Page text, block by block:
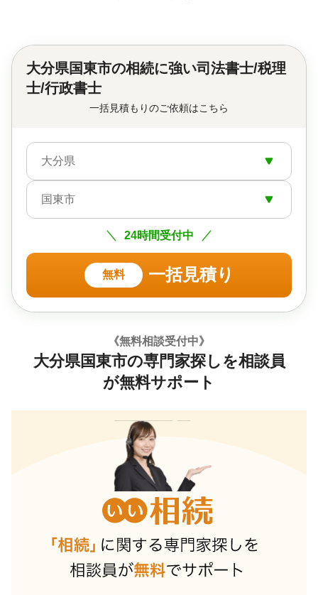
大分県国東市の相続に強い司法書士/税理
士/行政書士
一括見積もりのご依頼はこちら
大分県
国東市
24時間受付中
無料 一括見積り
《無料相談受付中》
大分県国東市の専門家探しを相談員
が無料サポート